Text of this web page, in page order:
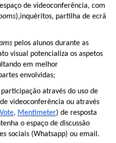
de videoconferência, com
),inquéritos, partilha de ecrã
pelos alunos durante as
visual potencializa os aspetos
em melhor
envolvidas;
participação através do uso de
videoconferência ou através
, Mentimeter) de resposta
o espaço de discussão
sociais (Whatsapp) ou email.